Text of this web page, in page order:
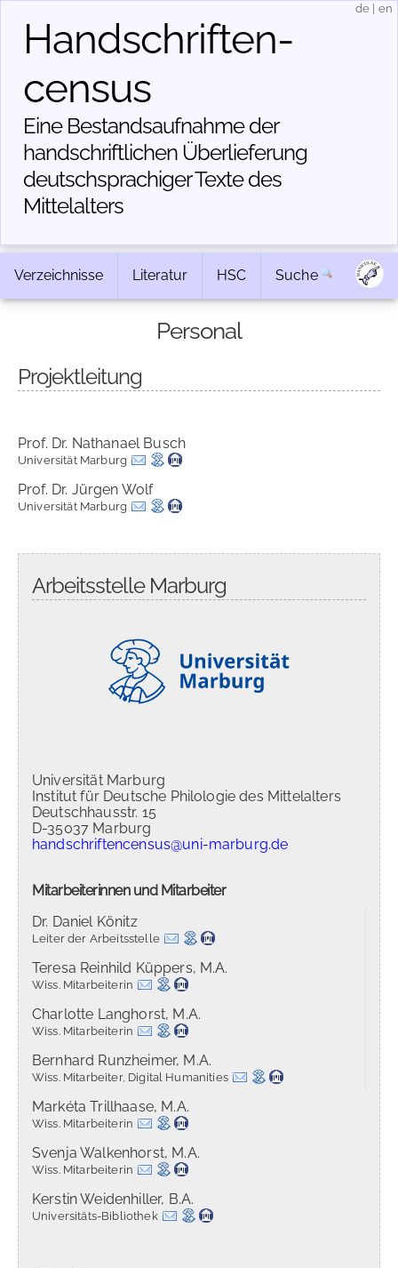
Handschriften­
census
Eine Bestandsaufnahme der
handschriftlichen Über­lieferung
deutschsprachiger Texte des
Mittelalters
de en
Verzeichnisse Literatur HSC Suche
Personal
Projektleitung
Prof. Dr. Nathanael Busch
Universität Marburg
Prof. Dr. Jürgen Wolf
Universität Marburg
Arbeitsstelle Marburg
Universität Marburg
Institut für Deutsche Philologie des Mittelalters
Deutschhausstr. 15
D-35037 Marburg
handschriftencensus@uni-marburg.de
Mitarbeiterinnen und Mitarbeiter
Dr. Daniel Könitz
Leiter der Arbeitsstelle
Teresa Reinhild Küppers, M.A.
Wiss. Mitarbeiterin
Charlotte Langhorst, M.A.
Wiss. Mitarbeiterin
Bernhard Runzheimer, M.A.
Wiss. Mitarbeiter, Digital Humanities
Markéta Trillhaase, M.A.
Wiss. Mitarbeiterin
Svenja Walkenhorst, M.A.
Wiss. Mitarbeiterin
Kerstin Weidenhiller, B.A.
Universitäts-Bibliothek